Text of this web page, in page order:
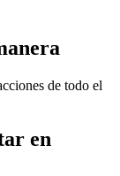
de todo el
en